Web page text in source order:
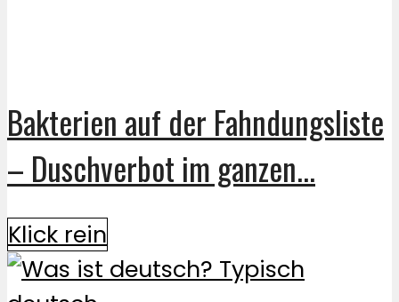
Bakterien auf der Fahndungsliste
– Duschverbot im ganzen...
Klick rein